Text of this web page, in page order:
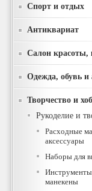
Спорт и отдых
Антиквариат
Салон красоты,
Одежда, обувь и
Творчество и
Рукоделие и
Расходные
аксессуары
Наборы для
манекены